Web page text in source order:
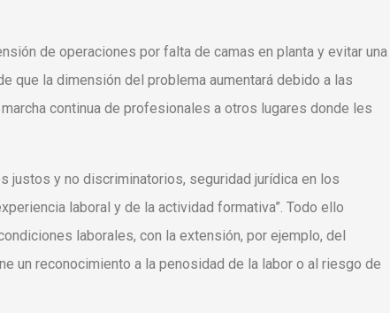
de operaciones por falta de camas en planta y evitar una
que la dimensión del problema aumentará debido a las
continua de profesionales a otros lugares donde les
justos y no discriminatorios, seguridad jurídica en los
laboral y de la actividad formativa”. Todo ello
laborales, con la extensión, por ejemplo, del
un reconocimiento a la penosidad de la labor o al riesgo de